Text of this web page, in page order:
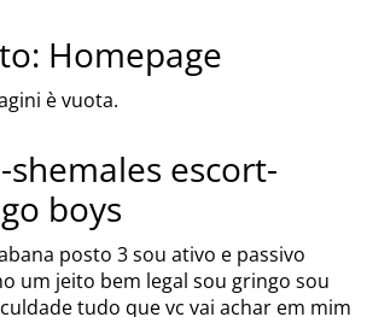
Homepage
è vuota.
escort-
boys
posto 3 sou ativo e passivo
um jeito bem legal sou gringo sou
tudo que vc vai achar em mim